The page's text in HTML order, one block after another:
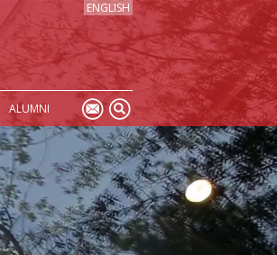
ENGLISH
ALUMNI